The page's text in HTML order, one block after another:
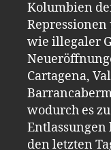
Kolumbien
Repressionen
wie illegaler
Cartagena,
wodurch es
Entlassungen
den letzten